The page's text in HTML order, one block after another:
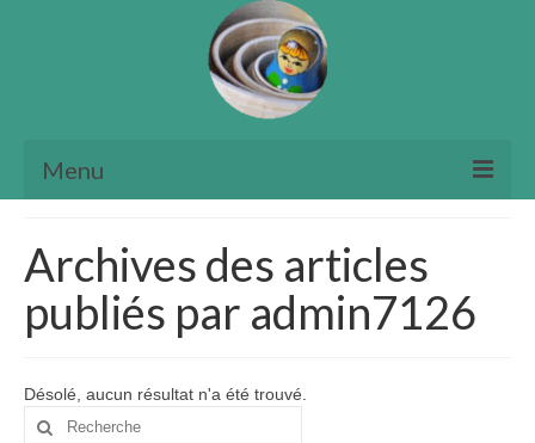
Menu
Qui suis-je?
ICV
Tarifs
Archives des articles
publiés par admin7126
Désolé, aucun résultat n'a été trouvé.
Rechercher